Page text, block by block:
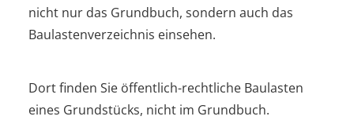
nicht nur das Grundbuch, sondern auch das
Baulastenverzeichnis einsehen.
Dort finden Sie öffentlich-rechtliche Baulasten
eines Grundstücks, nicht im Grundbuch.